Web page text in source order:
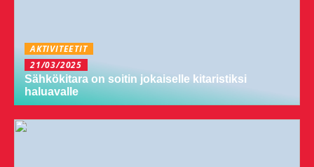
AKTIVITEETIT
21/03/2025
Sähkökitara on soitin jokaiselle kitaristiksi
haluavalle